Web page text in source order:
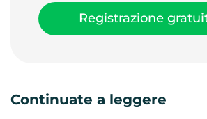
Registrazione
Continuate a leggere